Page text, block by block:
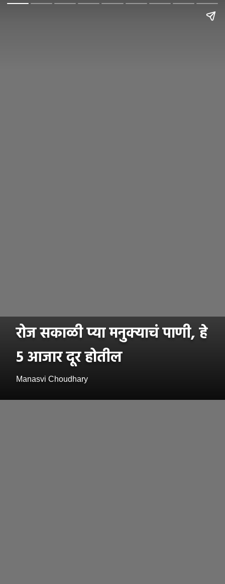
रोज सकाळी प्या मनुक्याचं पाणी, हे
5 आजार दूर होतील
Manasvi Choudhary